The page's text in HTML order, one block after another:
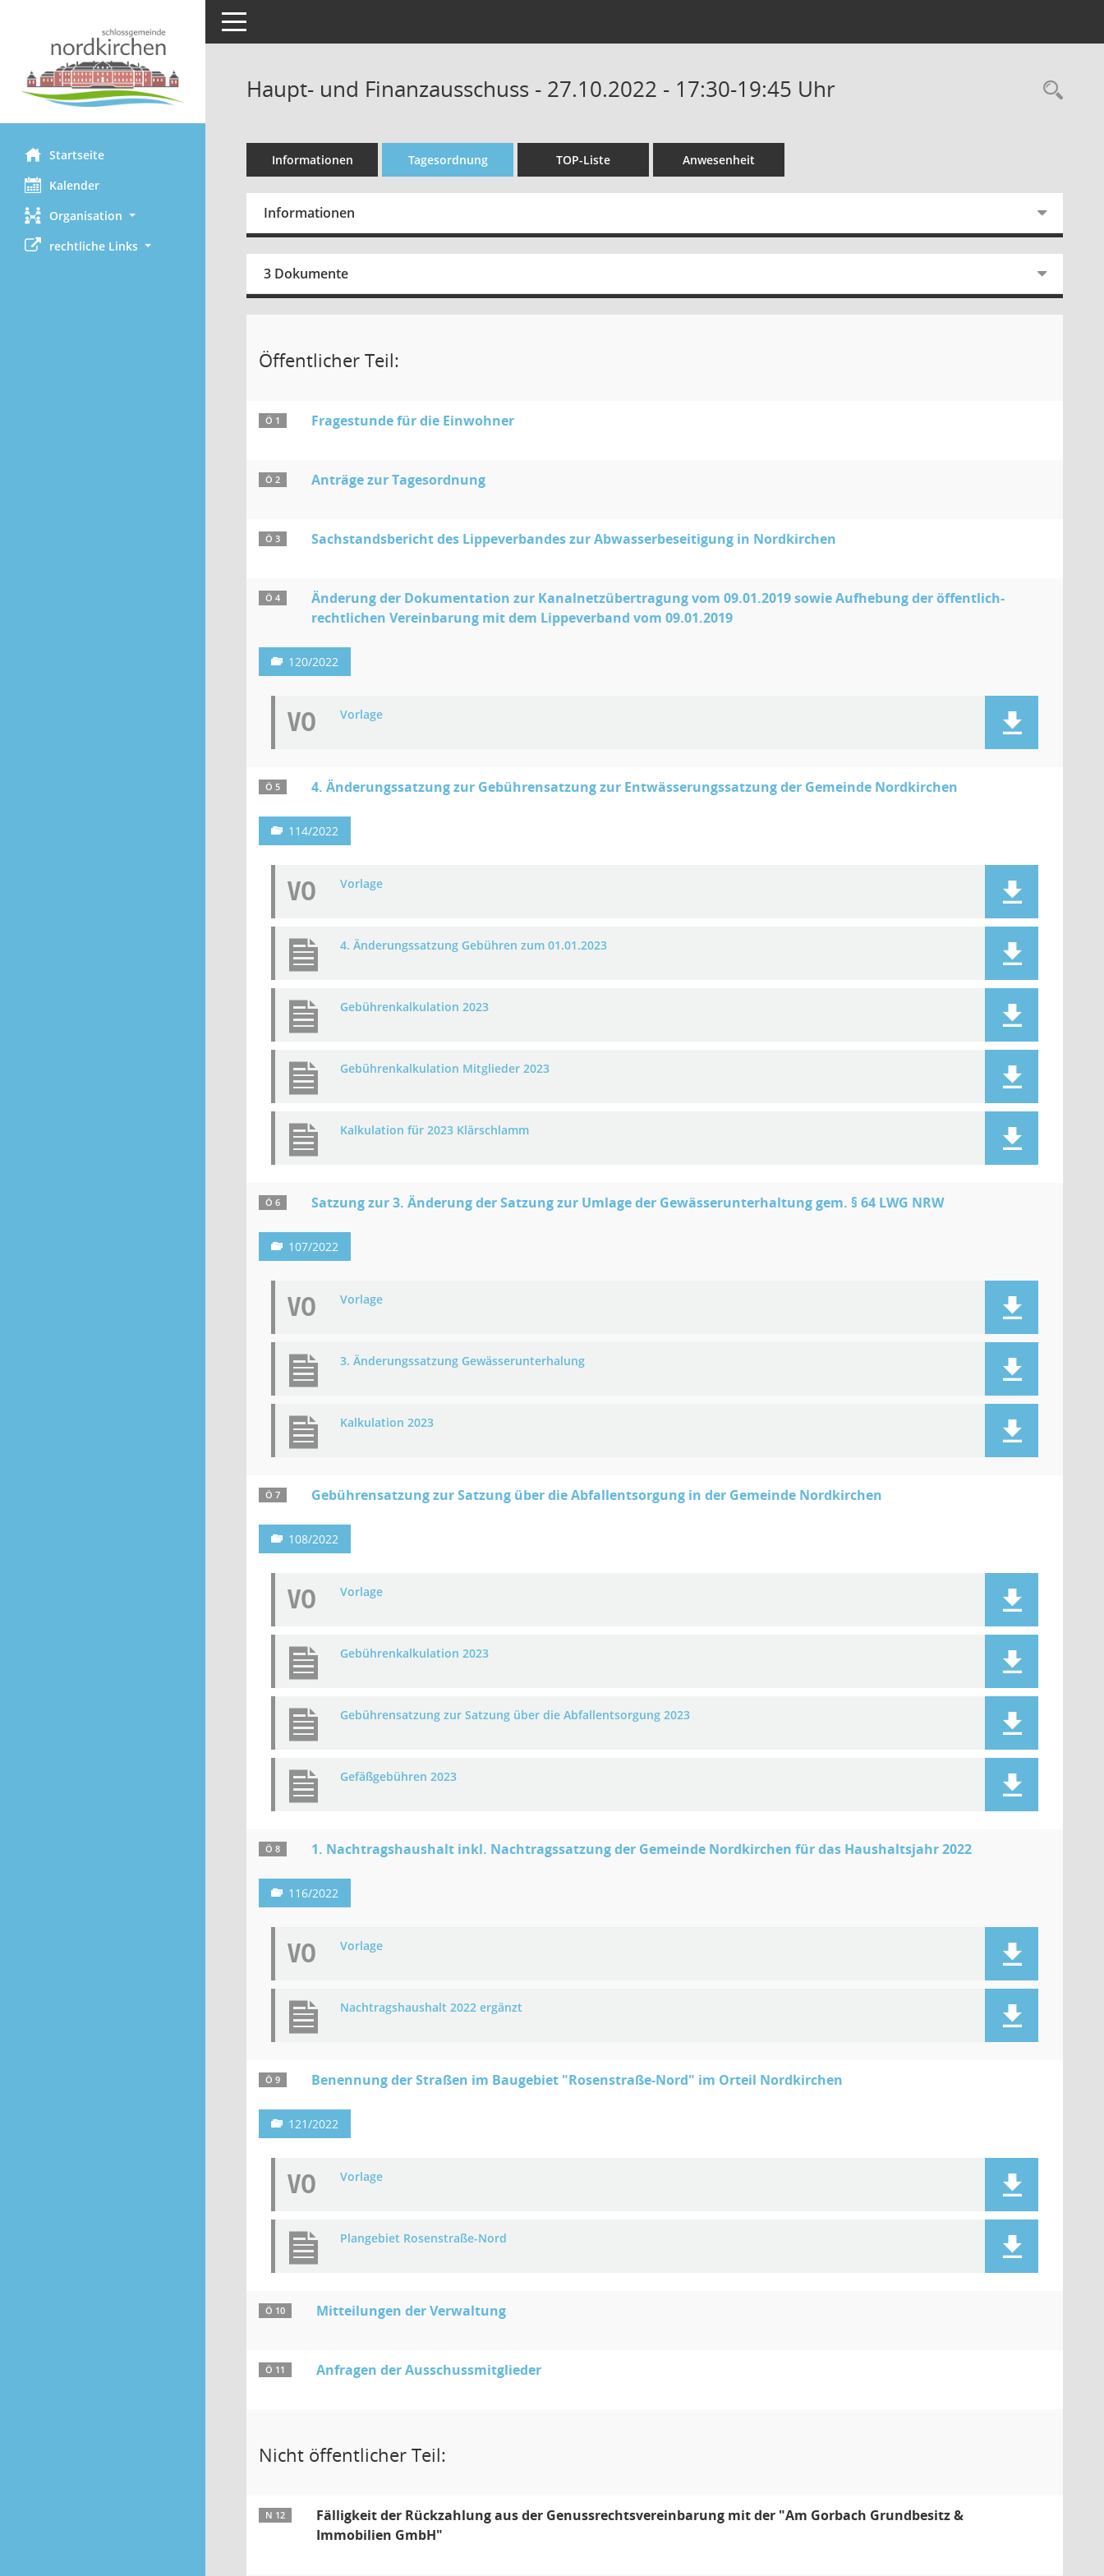
Startseite
Kalender
Organisation
rechtliche Links
Toggle navigation
Haupt- und Finanzausschuss - 27.10.2022 - 17:30-19:45 Uhr
Informationen Tagesordnung TOP-Liste Anwesenheit
Informationen
3 Dokumente
Öffentlicher Teil:
Ö 1 Fragestunde für die Einwohner
Ö 2 Anträge zur Tagesordnung
Ö 3 Sachstandsbericht des Lippeverbandes zur Abwasserbeseitigung in Nordkirchen
Ö 4
Änderung der Dokumentation zur Kanalnetzübertragung vom 09.01.2019 sowie Aufhebung der öffentlich-
rechtlichen Vereinbarung mit dem Lippeverband vom 09.01.2019
120/2022
VO Vorlage
Ö 5 4. Änderungssatzung zur Gebührensatzung zur Entwässerungssatzung der Gemeinde Nordkirchen
114/2022
VO Vorlage
4. Änderungssatzung Gebühren zum 01.01.2023
Gebührenkalkulation 2023
Gebührenkalkulation Mitglieder 2023
Kalkulation für 2023 Klärschlamm
Ö 6 Satzung zur 3. Änderung der Satzung zur Umlage der Gewässerunterhaltung gem. § 64 LWG NRW
107/2022
VO Vorlage
3. Änderungssatzung Gewässerunterhalung
Kalkulation 2023
Ö 7 Gebührensatzung zur Satzung über die Abfallentsorgung in der Gemeinde Nordkirchen
108/2022
VO Vorlage
Gebührenkalkulation 2023
Gebührensatzung zur Satzung über die Abfallentsorgung 2023
Gefäßgebühren 2023
Ö 8 1. Nachtragshaushalt inkl. Nachtragssatzung der Gemeinde Nordkirchen für das Haushaltsjahr 2022
116/2022
VO Vorlage
Nachtragshaushalt 2022 ergänzt
Ö 9 Benennung der Straßen im Baugebiet "Rosenstraße-Nord" im Orteil Nordkirchen
121/2022
VO Vorlage
Plangebiet Rosenstraße-Nord
Ö 10 Mitteilungen der Verwaltung
Ö 11 Anfragen der Ausschussmitglieder
Nicht öffentlicher Teil:
N 12
Fälligkeit der Rückzahlung aus der Genussrechtsvereinbarung mit der "Am Gorbach Grundbesitz &
Immobilien GmbH"